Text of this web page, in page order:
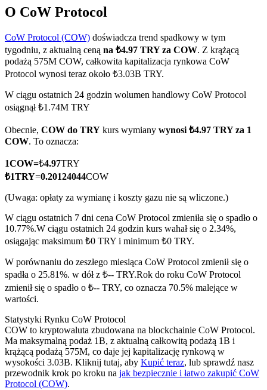
Kontrakty terminowe COIN-M
Kontrakty terminowe na kryptowaluty
TradFi
towary
Kontrakty futures wykorzystujące USDC jako zabezpieczenie
O CoW Protocol
CoW Protocol (COW) doświadcza trend spadkowy w tym
tygodniu, z aktualną ceną na ₺4.97 TRY za COW. Z krążącą
podażą 575M COW, całkowita kapitalizacja rynkowa CoW
Protocol wynosi teraz około ₺3.03B TRY.
W ciągu ostatnich 24 godzin wolumen handlowy CoW Protocol
osiągnął ₺1.74M TRY
Obecnie, COW do TRY kurs wymiany wynosi ₺4.97 TRY za 1
COW. To oznacza:
1COW=₺4.97TRY
₺1TRY=0.20124044COW
(Uwaga: opłaty za wymianę i koszty gazu nie są wliczone.)
W ciągu ostatnich 7 dni cena CoW Protocol zmieniła się o spadło o
10.77%.W ciągu ostatnich 24 godzin kurs wahał się o 2.34%,
osiągając maksimum ₺0 TRY i minimum ₺0 TRY.
W porównaniu do zeszłego miesiąca CoW Protocol zmienił się o
spadła o 25.81%. w dół z ₺-- TRY.Rok do roku CoW Protocol
zmienił się o spadło o ₺-- TRY, co oznacza 70.5% malejące w
wartości.
Statystyki Rynku CoW Protocol
COW to kryptowaluta zbudowana na blockchainie CoW Protocol.
Ma maksymalną podaż 1B, z aktualną całkowitą podażą 1B i
krążącą podażą 575M, co daje jej kapitalizację rynkową w
wysokości 3.03B. Kliknij tutaj, aby Kupić teraz, lub sprawdź nasz
przewodnik krok po kroku na jak bezpiecznie i łatwo zakupić CoW
Protocol (COW).